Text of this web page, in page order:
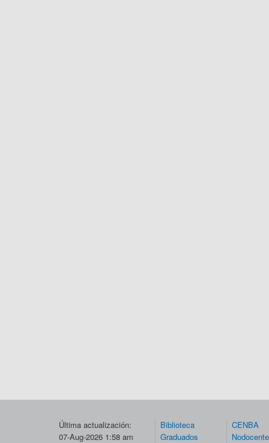
Última actualización:
07-Aug-2026 1:58 am
Biblioteca
Graduados
CENBA